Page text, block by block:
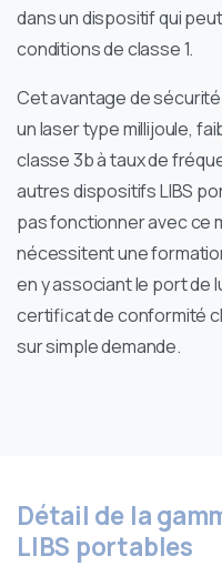
dans un dispositif qui
conditions de classe 1.
Cet avantage de
un laser type millijoule,
classe 3b à taux de
autres dispositifs LIBS
pas fonctionner avec ce
nécessitent une
en y associant le port de
certificat de conformité
sur simple demande.
Détail de la
LIBS portables